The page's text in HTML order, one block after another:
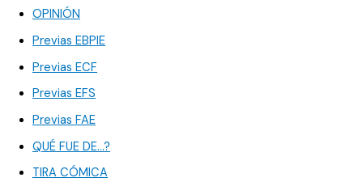
OPINIÓN
Previas EBPIE
Previas ECF
Previas EFS
Previas FAE
QUÉ FUE DE…?
TIRA CÓMICA